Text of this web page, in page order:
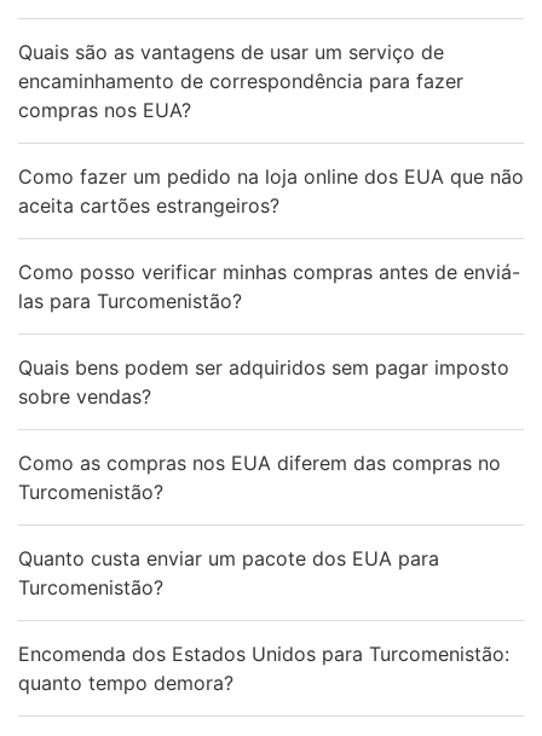
Quais são as vantagens de usar um serviço de
encaminhamento de correspondência para fazer
compras nos EUA?
Como fazer um pedido na loja online dos EUA que não
aceita cartões estrangeiros?
Como posso verificar minhas compras antes de enviá-
las para Turcomenistão?
Quais bens podem ser adquiridos sem pagar imposto
sobre vendas?
Como as compras nos EUA diferem das compras no
Turcomenistão?
Quanto custa enviar um pacote dos EUA para
Turcomenistão?
Encomenda dos Estados Unidos para Turcomenistão:
quanto tempo demora?